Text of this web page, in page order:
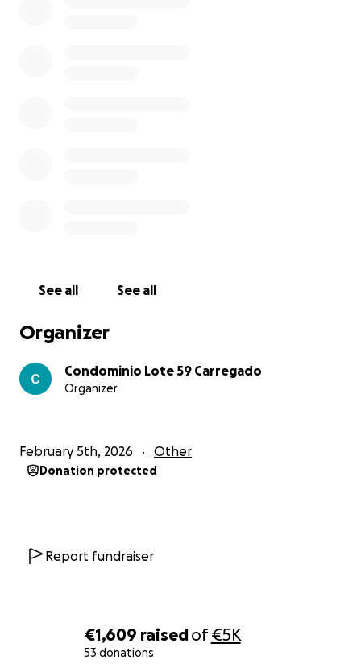
€1,609 raisedof€5K
53 donations
See all See all
Organizer
Condominio Lote 59 Carregado
Organizer
February 5th, 2026 Other
Donation protected
Report fundraiser